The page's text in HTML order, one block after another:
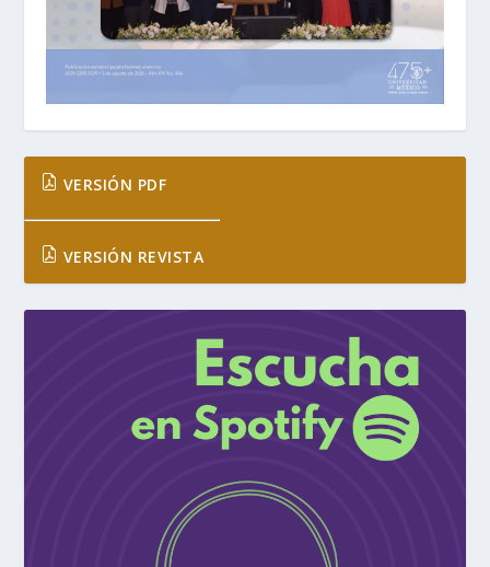
VERSIÓN PDF
VERSIÓN REVISTA